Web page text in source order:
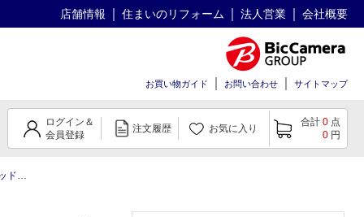
店舗情報 住まいのリフォーム 法人営業 会社概要
お買い物ガイド お問い合わせ サイトマップ
ログイン＆
会員登録
注文履歴 お気に入り
合計 0 点
0 円
レー